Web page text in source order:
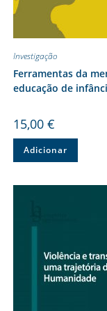
Investigação
Ferramentas da
educação de
15,00 €
Adicionar